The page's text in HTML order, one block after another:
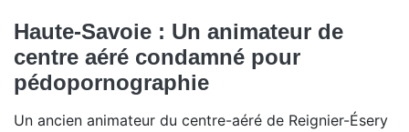
Haute-Savoie : Un animateur de
centre aéré condamné pour
pédopornographie
Un ancien animateur du centre-aéré de Reignier-Ésery